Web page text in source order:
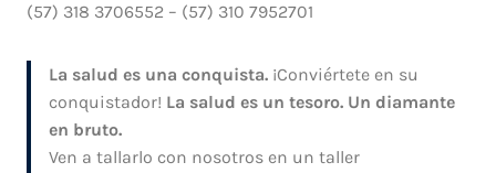
(57) 318 3706552 – (57) 310 7952701
La salud es una conquista. ¡Conviértete en su
conquistador! La salud es un tesoro. Un diamante
en bruto.
Ven a tallarlo con nosotros en un taller